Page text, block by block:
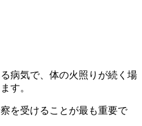
病気で、体の火照りが続く場
す。
を受けることが最も重要で